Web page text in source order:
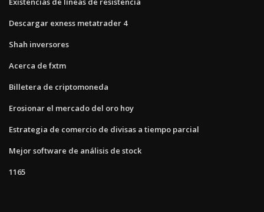
Descargar exness metatrader 4
Shah inversores
Acerca de fxtm
Billetera de criptomoneda
Erosionar el mercado del oro hoy
Estrategia de comercio de divisas a tiempo parcial
Mejor software de análisis de stock
1165